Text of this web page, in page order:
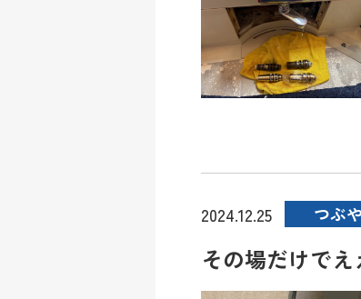
2024.12.25 つぶ
その場だけでえ